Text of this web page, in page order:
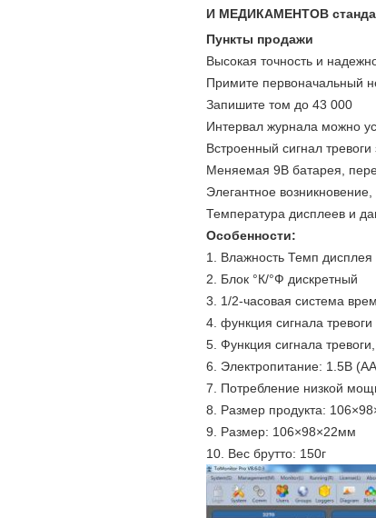
И МЕДИКАМЕНТОВ
Пункты продажи
Высокая точность и
Примите первоначальный
Запишите том до 43 000
Интервал журнала можно
Встроенный сигнал
Меняемая 9В батарея,
Элегантное
Температура дисплеев и
Особенности:
1. Влажность Темп
2. Блок °К/°Ф дискретный
3. 1/2-часовая система
4. функция сигнала
5. Функция сигнала
6. Электропитание: 1.5В
7. Потребление низкой
8. Размер продукта:
9. Размер: 106×98×22мм
10. Вес брутто: 150г